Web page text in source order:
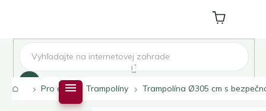
Nákupní
košík
DomůPro děti Trampolíny Trampolína Ø305 cm s